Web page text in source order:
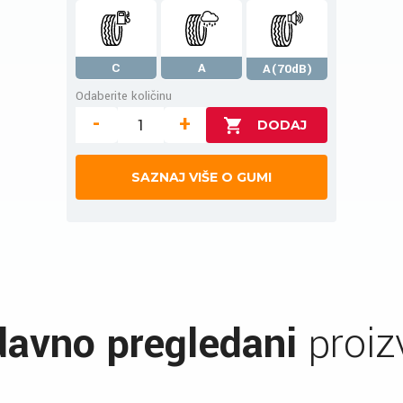
C A
A(70dB)
Odaberite količinu
- +
SAZNAJ VIŠE O GUMI
pregledani